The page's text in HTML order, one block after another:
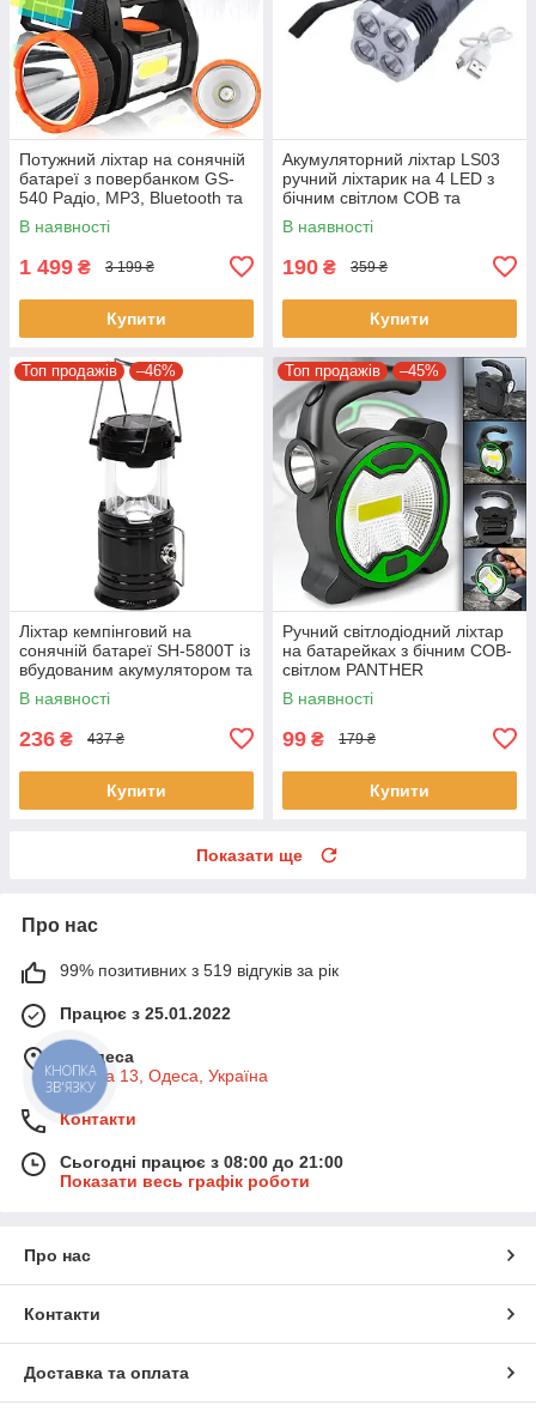
Потужний ліхтар на сонячній
батареї з повербанком GS-
540 Радіо, MP3, Bluetooth та
3 лампочки
В наявності
1 499 ₴ 3 199 ₴
Купити
Акумуляторний ліхтар LS03
ручний ліхтарик на 4 LED з
бічним світлом COB та
зарядкою від USB
В наявності
190 ₴ 359 ₴
Купити
Топ продажів –46%
Ліхтар кемпінговий на
сонячній батареї SH-5800T із
вбудованим акумулятором та
функцією PowerBank
В наявності
236 ₴ 437 ₴
Купити
Топ продажів –45%
Ручний світлодіодний ліхтар
на батарейках з бічним COB-
світлом PANTHER
В наявності
99 ₴ 179 ₴
Купити
Показати ще
Про нас
99% позитивних з 519 відгуків за рік
Працює з 25.01.2022
м. Одеса
Базова 13, Одеса, Україна
Контакти
Сьогодні працює з 08:00 до 21:00
Показати весь графік роботи
Про нас
Контакти
Доставка та оплата
КНОПКА
ЗВ'ЯЗКУ